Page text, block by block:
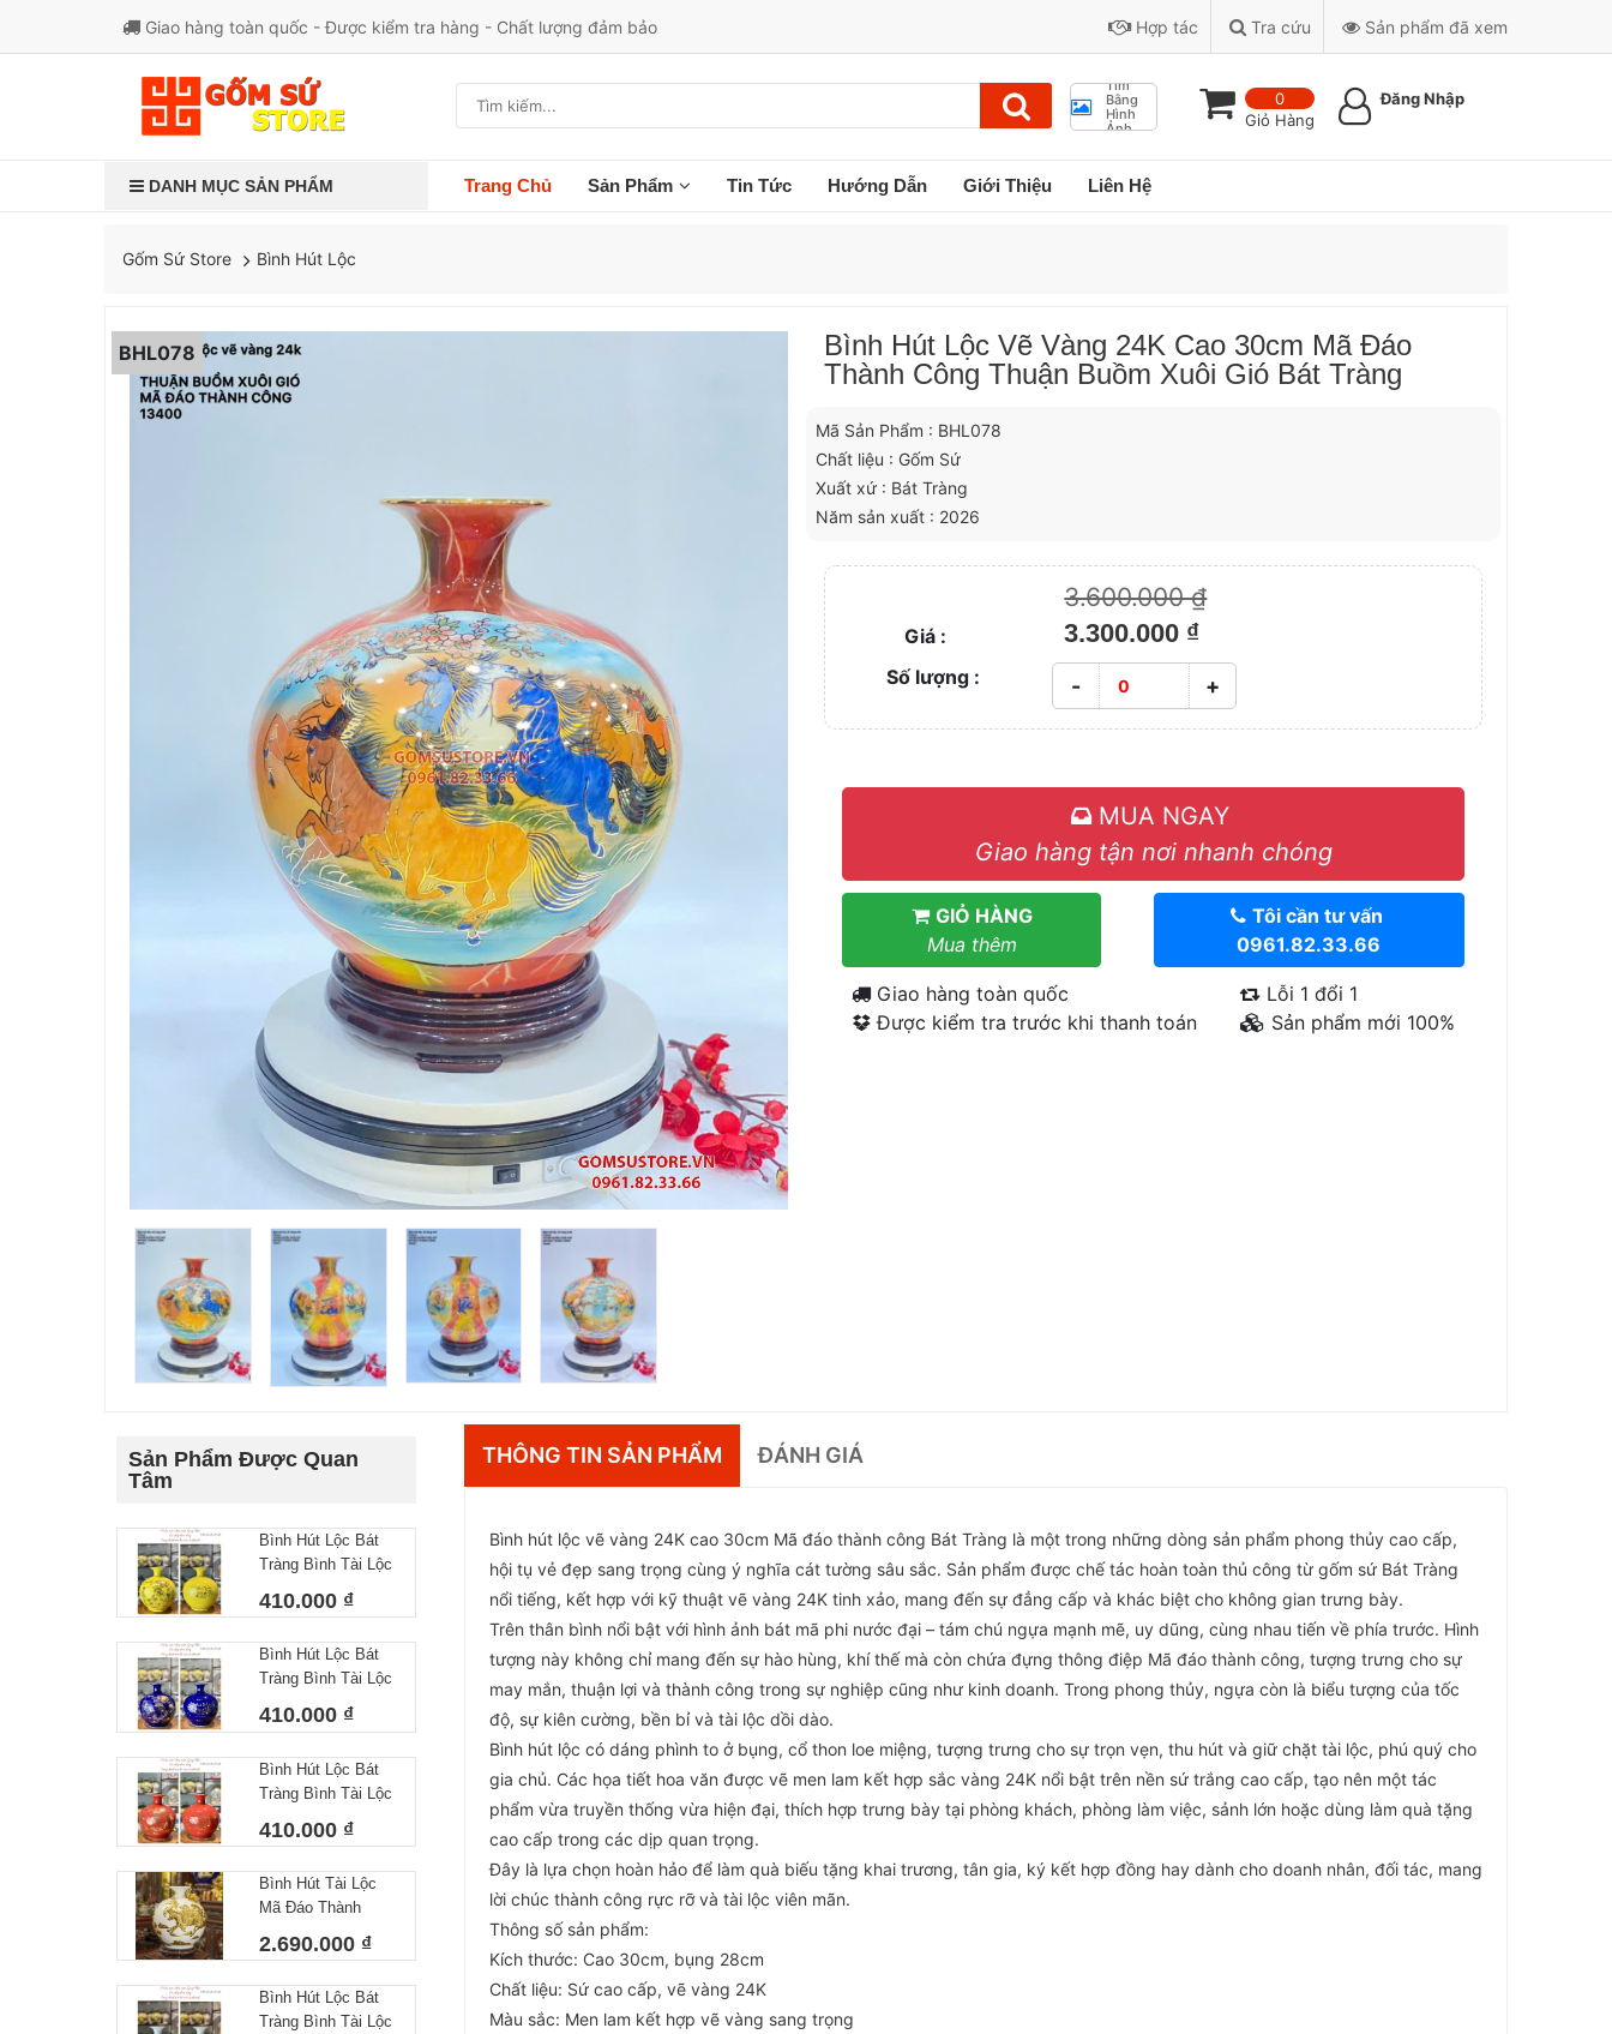
Giao hàng toàn quốc - Được kiểm tra hàng - Chất lượng đảm bảo Hợp tác Tra cứu Sản phẩm đã xem
Tìm
Bằng
Hình
Ảnh
0
Giỏ Hàng
Đăng Nhập
DANH MỤC SẢN PHẨM Trang Chủ Sản Phẩm Tin Tức Hướng Dẫn Giới Thiệu Liên Hệ
Gốm Sứ Store Bình Hút Lộc
BHL078
Bình Hút Lộc Vẽ Vàng 24K Cao 30cm Mã Đáo
Thành Công Thuận Buồm Xuôi Gió Bát Tràng
Mã Sản Phẩm : BHL078
Chất liệu : Gốm Sứ
Xuất xứ : Bát Tràng
Năm sản xuất : 2026
3.600.000 ₫
Giá : 3.300.000 ₫
Số lượng : - +
MUA NGAY
Giao hàng tận nơi nhanh chóng
GIỎ HÀNG
Mua thêm
Tôi cần tư vấn
0961.82.33.66
Giao hàng toàn quốc
Được kiểm tra trước khi thanh toán
Lỗi 1 đổi 1
Sản phẩm mới 100%
Sản Phẩm Được Quan
Tâm
Bình Hút Lộc Bát
Tràng Bình Tài Lộc
Vàng
410.000 ₫
Bình Hút Lộc Bát
Tràng Bình Tài Lộc
Công Danh Tài Lộc
Xanh Dương
410.000 ₫
Bình Hút Lộc Bát
Tràng Bình Tài Lộc
Màu Đỏ
410.000 ₫
Bình Hút Tài Lộc
Mã Đáo Thành
2.690.000 ₫
Bình Hút Lộc Bát
Tràng Bình Tài Lộc
THÔNG TIN SẢN PHẨM ĐÁNH GIÁ
Bình hút lộc vẽ vàng 24K cao 30cm Mã đáo thành công Bát Tràng là một trong những dòng sản phẩm phong thủy cao cấp,
hội tụ vẻ đẹp sang trọng cùng ý nghĩa cát tường sâu sắc. Sản phẩm được chế tác hoàn toàn thủ công từ gốm sứ Bát Tràng
nổi tiếng, kết hợp với kỹ thuật vẽ vàng 24K tinh xảo, mang đến sự đẳng cấp và khác biệt cho không gian trưng bày.
Trên thân bình nổi bật với hình ảnh bát mã phi nước đại – tám chú ngựa mạnh mẽ, uy dũng, cùng nhau tiến về phía trước. Hình
tượng này không chỉ mang đến sự hào hùng, khí thế mà còn chứa đựng thông điệp Mã đáo thành công, tượng trưng cho sự
may mắn, thuận lợi và thành công trong sự nghiệp cũng như kinh doanh. Trong phong thủy, ngựa còn là biểu tượng của tốc
độ, sự kiên cường, bền bỉ và tài lộc dồi dào.
Bình hút lộc có dáng phình to ở bụng, cổ thon loe miệng, tượng trưng cho sự trọn vẹn, thu hút và giữ chặt tài lộc, phú quý cho
gia chủ. Các họa tiết hoa văn được vẽ men lam kết hợp sắc vàng 24K nổi bật trên nền sứ trắng cao cấp, tạo nên một tác
phẩm vừa truyền thống vừa hiện đại, thích hợp trưng bày tại phòng khách, phòng làm việc, sảnh lớn hoặc dùng làm quà tặng
cao cấp trong các dịp quan trọng.
Đây là lựa chọn hoàn hảo để làm quà biếu tặng khai trương, tân gia, ký kết hợp đồng hay dành cho doanh nhân, đối tác, mang
lời chúc thành công rực rỡ và tài lộc viên mãn.
Thông số sản phẩm:
Kích thước: Cao 30cm, bụng 28cm
Chất liệu: Sứ cao cấp, vẽ vàng 24K
Màu sắc: Men lam kết hợp vẽ vàng sang trọng